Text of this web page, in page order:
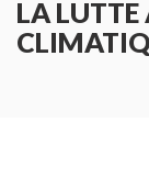
LA